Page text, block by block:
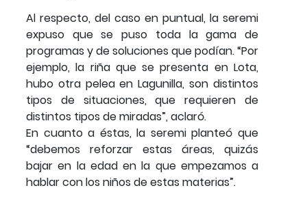
Al respecto, del caso en puntual, la seremi
expuso que se puso toda la gama de
programas y de soluciones que podían. “Por
ejemplo, la riña que se presenta en Lota,
hubo otra pelea en Lagunilla, son distintos
tipos de situaciones, que requieren de
distintos tipos de miradas”, aclaró.
En cuanto a éstas, la seremi planteó que
“debemos reforzar estas áreas, quizás
bajar en la edad en la que empezamos a
hablar con los niños de estas materias”.